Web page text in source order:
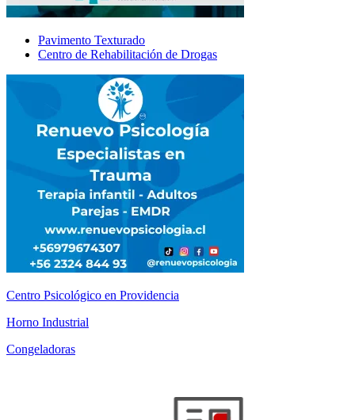
Pavimento Texturado
Centro de Rehabilitación de Drogas
Centro Psicológico en Providencia
Horno Industrial
Congeladoras